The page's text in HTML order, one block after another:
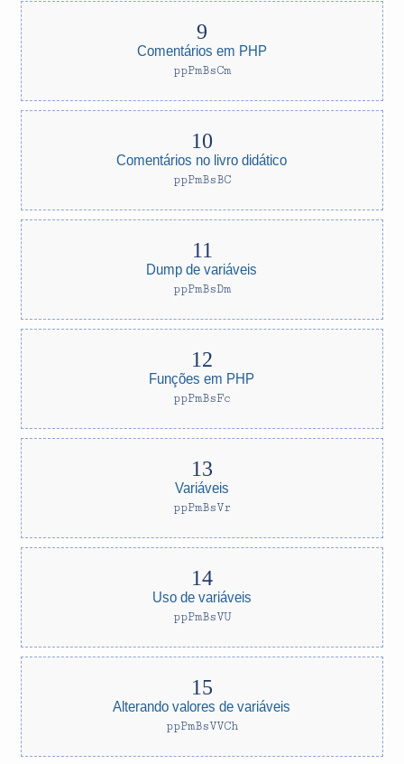
Comentários em PHP
ppPmBsCm
Comentários no livro didático
ppPmBsBC
Dump de variáveis
ppPmBsDm
Funções em PHP
ppPmBsFc
Variáveis
ppPmBsVr
Uso de variáveis
ppPmBsVU
Alterando valores de variáveis
ppPmBsVVCh